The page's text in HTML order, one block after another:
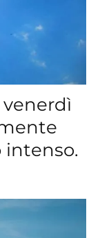
intenso.